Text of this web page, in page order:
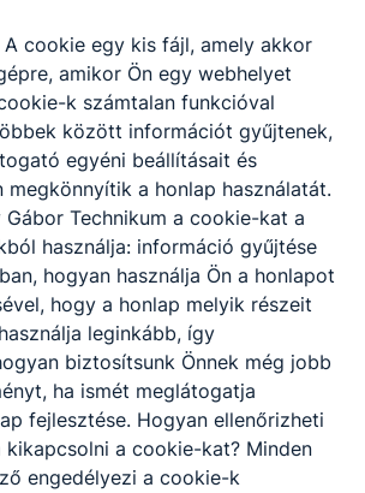
cookie egy kis fájl, amely akkor
amikor Ön egy webhelyet
k számtalan funkcióval
között információt gyűjtenek,
egyéni beállításait és
megkönnyítik a honlap használatát.
Gábor Technikum a cookie-kat a
használja: információ gyűjtése
hogyan használja Ön a honlapot
hogy a honlap melyik részeit
leginkább, így
biztosítsunk Önnek még jobb
ha ismét meglátogatja
fejlesztése. Hogyan ellenőrizheti
kikapcsolni a cookie-kat? Minden
engedélyezi a cookie-k